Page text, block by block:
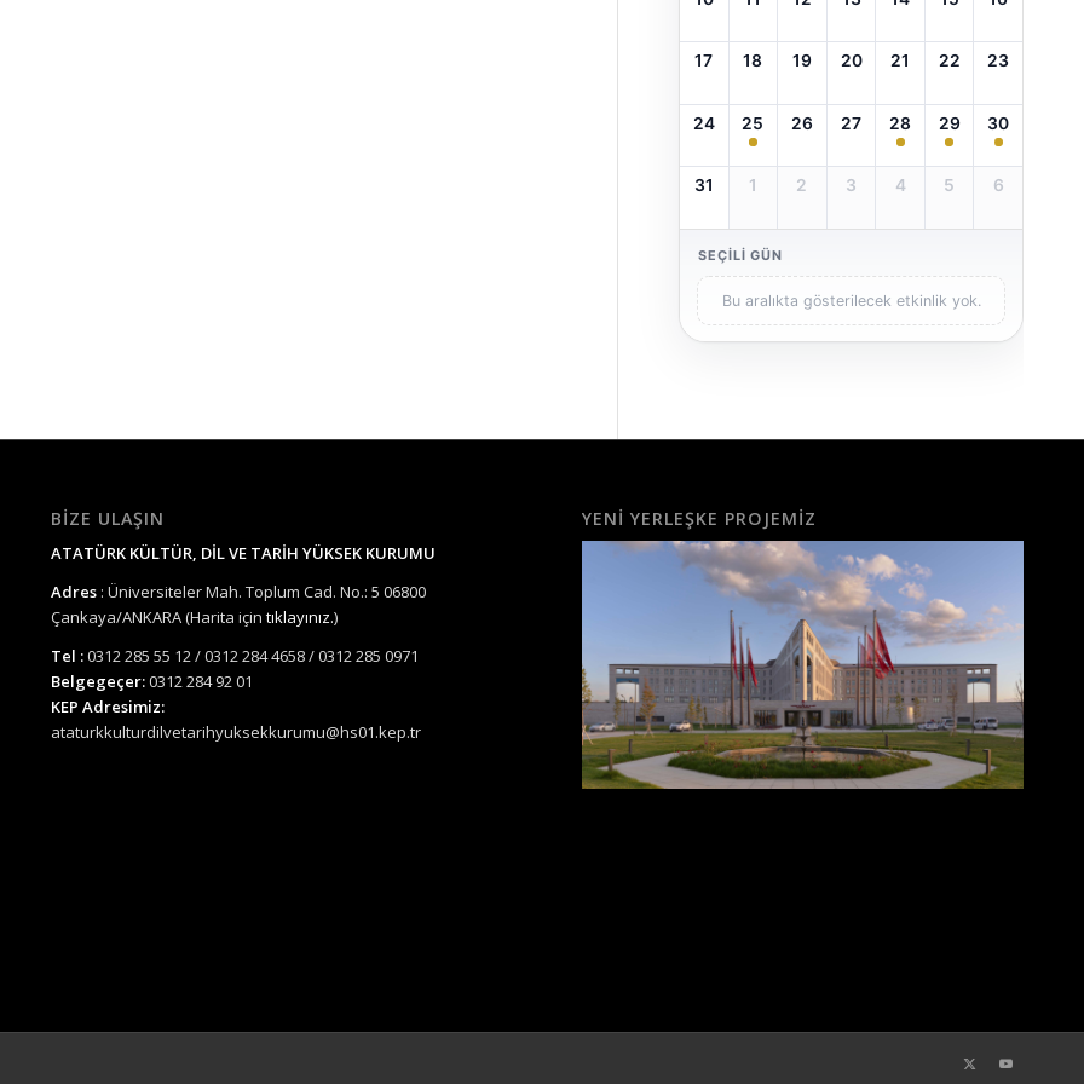
17 18 19 20 21 22 23
24 25 26 27 28 29 30
31 1 2 3 4 5 6
SEÇILI GÜN
Bu aralıkta gösterilecek etkinlik yok.
BIZE ULAŞIN
ATATÜRK KÜLTÜR, DİL VE TARİH YÜKSEK KURUMU
Adres : Üniversiteler Mah. Toplum Cad. No.: 5 06800
Çankaya/ANKARA (Harita için tıklayınız.)
Tel :0312 285 55 12 / 0312 284 4658 / 0312 285 0971
Belgegeçer:0312 284 92 01
KEP Adresimiz:
ataturkkulturdilvetarihyuksekkurumu@hs01.kep.tr
YENI YERLEŞKE PROJEMIZ